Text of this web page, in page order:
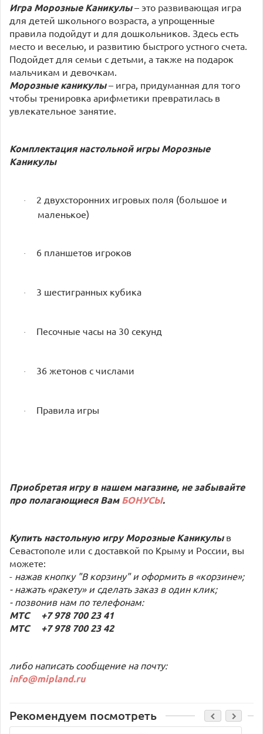
Игра Морозные Каникулы– это развивающая игра
для детей школьного возраста, а упрощенные
правила подойдут и для дошкольников. Здесь есть
место и веселью, и развитию быстрого устного счета.
Подойдет для семьи с детьми, а также на подарок
мальчикам и девочкам.
Морозные каникулы– игра, придуманная для того
чтобы тренировка арифметики превратилась в
увлекательное занятие.
Комплектация настольной игрыМорозные
Каникулы
·
2 двухсторонних игровых поля (большое и
маленькое)
· 6 планшетов игроков
· 3 шестигранных кубика
· Песочные часы на 30 секунд
· 36 жетонов с числами
· Правила игры
Приобретая игру в нашем магазине, не забывайте
про полагающиеся ВамБОНУСЫ.
Купить настольную игруМорозные Каникулы в
Севастополе или с доставкой по Крыму и России, вы
можете:
- нажав кнопку "В корзину" и оформить в «корзине»;
- нажать «ракету» и сделать заказ в один клик;
- позвонив нам по телефонам:
МТС +7 978 700 23 41
МТС +7 978 700 23 42
либо написать сообщение на почту:
info@mipland.ru
Рекомендуем посмотреть